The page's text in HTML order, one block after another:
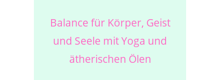
Balance für Körper, Geist
und Seele mit Yoga und
ätherischen Ölen